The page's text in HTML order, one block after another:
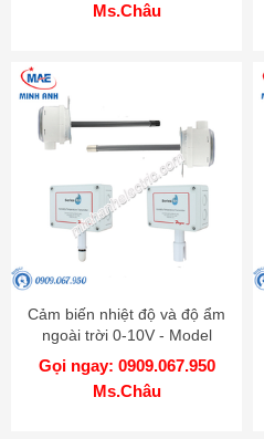
Ms.Châu
Cảm biến nhiệt độ và độ ẩm
ngoài trời 0-10V - Model
RHP-3S22
Gọi ngay: 0909.067.950
Ms.Châu